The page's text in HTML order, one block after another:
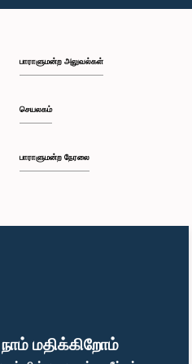
மதிக்கிறோம்
பாராளுமன்ற அலுவல்கள்
செயலகம்
பாராளுமன்ற நேரலை